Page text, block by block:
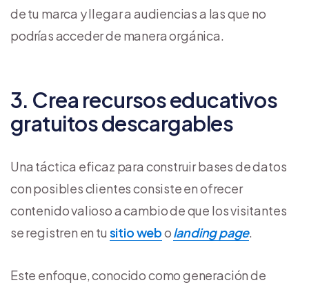
de tu marca y llegar a audiencias a las que no
podrías acceder de manera orgánica.
3. Crea recursos educativos
gratuitos descargables
Una táctica eficaz para construir bases de datos
con posibles clientes consiste en ofrecer
contenido valioso a cambio de que los visitantes
se registren en tu sitio webolanding page.
Este enfoque, conocido como generación de